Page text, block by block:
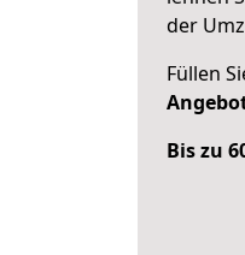
der
Füllen
Bis zu